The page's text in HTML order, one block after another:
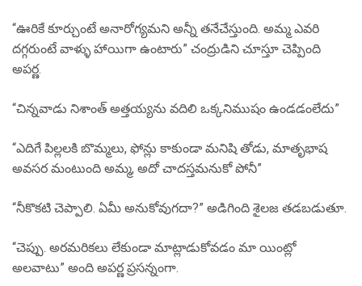
“ఊరికే కూర్చుంటే అనారోగ్యమని అన్నీ తనేచేస్తుంది. అమ్మ ఎవరి
దగ్గరుంటే వాళ్ళు హాయిగా ఉంటారు” చంద్రుడిని చూస్తూ చెప్పింది
అపర్ణ.
“చిన్నవాడు నిశాంత్ అత్తయ్యను వదిలి ఒక్కనిముషం ఉండడంలేదు”
“ఎదిగే పిల్లలకి బొమ్మలు, ఫోన్లు కాకుండా మనిషి తోడు, మాతృభాష
అవసర మంటుంది అమ్మ, అదో చాదస్తమనుకో పోనీ”
“నీకొకటి చెప్పాలి. ఏమీ అనుకోవుగదా?” అడిగింది శైలజ తడబడుతూ.
“చెప్పు. అరమరికలు లేకుండా మాట్లాడుకోవడం మా యింట్లో
అలవాటు” అంది అపర్ణ ప్రసన్నంగా.